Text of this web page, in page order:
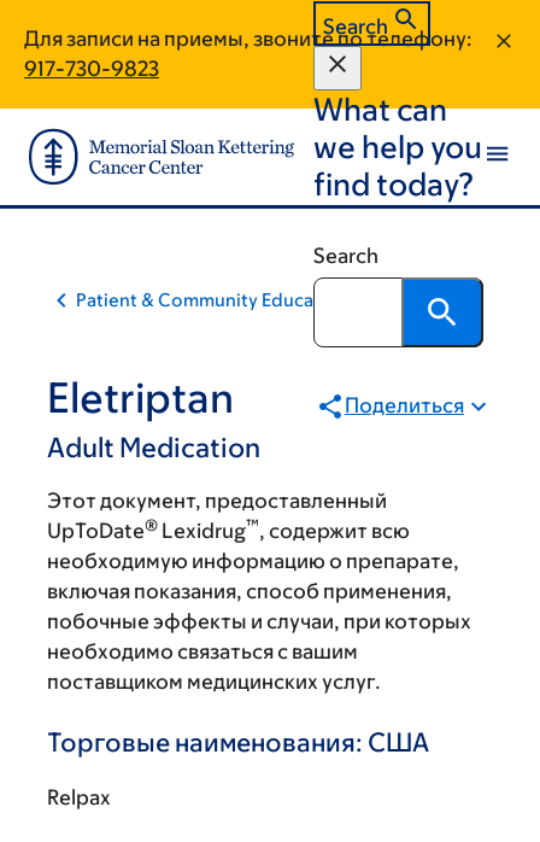
main
content
footer
Для записи на приемы, звоните по телефону:
917-730-9823
Search
What can
we help you
find today?
Search
Patient & Community Education
Eletriptan
Adult Medication
Поделиться
Этот документ, предоставленный
UpToDate® Lexidrug™, содержит всю
необходимую информацию о препарате,
включая показания, способ применения,
побочные эффекты и случаи, при которых
необходимо связаться с вашим
поставщиком медицинских услуг.
Торговые наименования: США
Relpax